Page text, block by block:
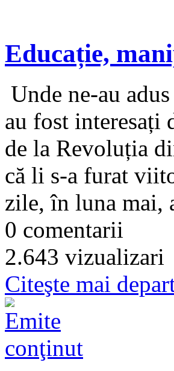
Educație,
Unde ne-au
au fost
de la Revoluția
că li s-a furat
zile, în luna mai,
0 comentarii
2.643 vizualizari
Citeşte mai